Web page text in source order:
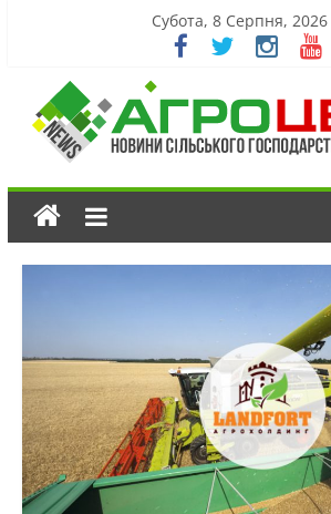
Субота, 8 Серпня, 2026